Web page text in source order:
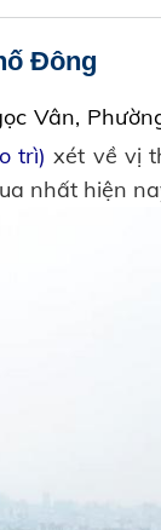
Đông
Vân,
trì)xét về vị
nhất hiện